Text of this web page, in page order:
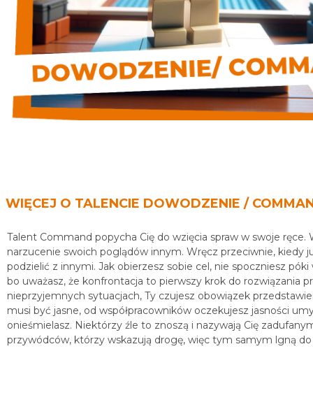
WIĘCEJ O TALENCIE DOWODZENIE /
Talent Command popycha Cię do wzięcia spraw w swoje
narzucenie swoich poglądów innym. Wręcz przeciwnie, kiedy
podzielić z innymi. Jak obierzesz sobie cel, nie spoczniesz
bo uważasz, że konfrontacja to pierwszy krok do rozwiązania
nieprzyjemnych sytuacjach, Ty czujesz obowiązek
musi być jasne, od współpracowników oczekujesz jasności
onieśmielasz. Niektórzy źle to znoszą i nazywają Cię
przywódców, którzy wskazują drogę, więc tym samym lgną do